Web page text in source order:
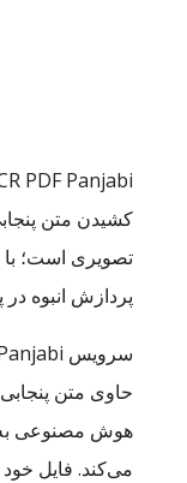
تصویری است؛ با
پردازش انبوه در
هوش مصنوعی